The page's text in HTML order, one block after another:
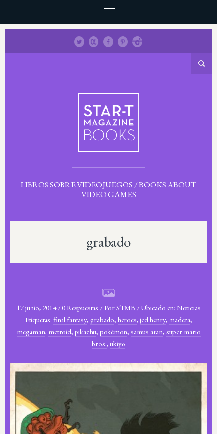
LIBROS SOBRE VIDEOJUEGOS / BOOKS ABOUT
VIDEO GAMES
grabado
17 junio, 2014 /0 Respuestas /PorSTMB / Ubicado en: Noticias
Etiquetas: final fantasy, grabado, heroes, jed henry, madera,
megaman, metroid, pikachu, pokémon, samus aran, super mario
bros., ukiyo